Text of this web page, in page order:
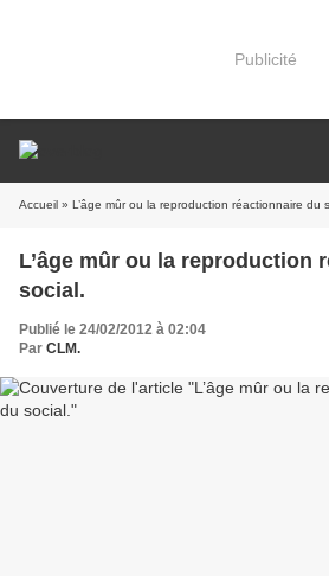
Publicité
Accueil » L’âge mûr ou la reproduction réactionnaire du
L’âge mûr ou la reproduction
social.
Publié le 24/02/2012 à 02:04
Par CLM.